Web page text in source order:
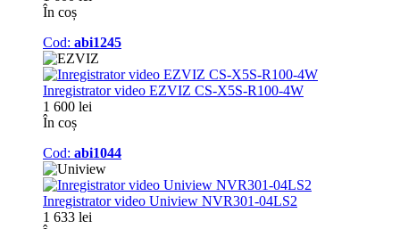
În coș
Cod: abi1245
Inregistrator video EZVIZ CS-X5S-R100-4W
1 600 lei
În coș
Cod: abi1044
Inregistrator video Uniview NVR301-04LS2
1 633 lei